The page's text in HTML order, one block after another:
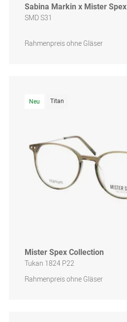
Sabina Markin x Mister Spex
SMD S31
Rahmenpreis ohne Gläser
Neu Titan
Mister Spex Collection
Tukan 1824 P22
Rahmenpreis ohne Gläser